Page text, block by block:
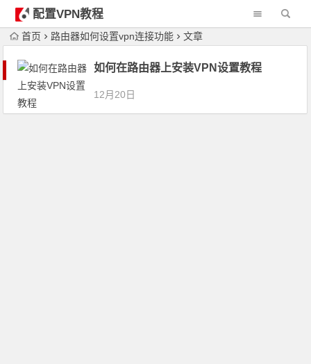
配置VPN教程
首页 路由器如何设置vpn连接功能 文章
如何在路由器上安装VPN设置教程
12月20日